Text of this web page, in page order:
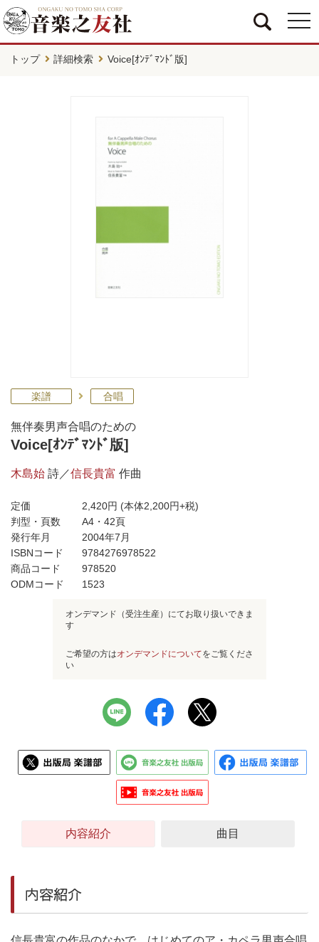
トップ 詳細検索 Voice[ｵﾝﾃﾞﾏﾝﾄﾞ版]
楽譜 合唱
無伴奏男声合唱のための
Voice[ｵﾝﾃﾞﾏﾝﾄﾞ版]
木島始 詩／信長貴富 作曲
定価 2,420円 (本体2,200円+税)
判型・頁数
A4・42頁
発行年月
2004年7月
ISBNコード
9784276978522
商品コード
978520
ODMコード
1523
オンデマンド（受注生産）にてお取り扱いできま
す
ご希望の方はオンデマンドについてをご覧くださ
い
内容紹介 曲目
内容紹介